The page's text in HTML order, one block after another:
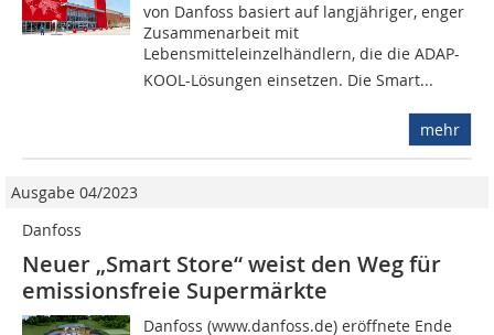
von Danfoss basiert auf langjähriger, enger
Zusammenarbeit mit
Lebensmitteleinzelhändlern, die die ADAP-
KOOL-Lösungen einsetzen. Die Smart...
mehr
Ausgabe 04/2023
Danfoss
Neuer „Smart Store“ weist den Weg für
emissionsfreie Supermärkte
Danfoss (www.danfoss.de) eröffnete Ende